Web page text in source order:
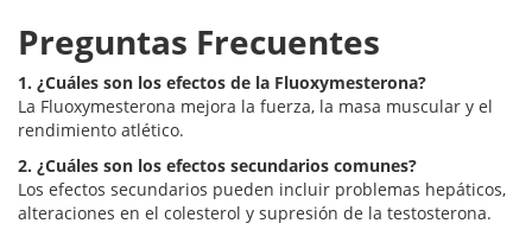
Preguntas Frecuentes
1. ¿Cuáles son los efectos de la Fluoxymesterona?
La Fluoxymesterona mejora la fuerza, la masa muscular y el
rendimiento atlético.
2. ¿Cuáles son los efectos secundarios comunes?
Los efectos secundarios pueden incluir problemas hepáticos,
alteraciones en el colesterol y supresión de la testosterona.